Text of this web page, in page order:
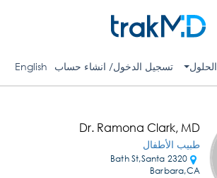
الحلول تسجيل الدخول/ انشاء حساب English
Dr. Ramona Clark, MD
طبيب الأطفال
2320 Bath St,Santa
Barbara,CA